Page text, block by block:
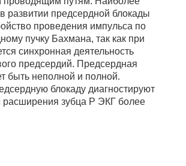
развитии предсердной блокады
проведения импульса по
пучку Бахмана, так как при
синхронная деятельность
предсердий. Предсердная
быть неполной и полной.
блокаду диагностируют
расширения зубца Р ЭКГ более